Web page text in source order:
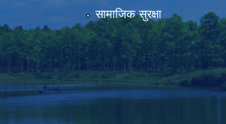
सामाजिक सुरक्षा